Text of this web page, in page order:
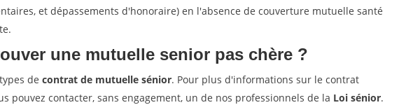
et dépassements d'honoraire) en l'absence de couverture mutuelle santé
une mutuelle senior pas chère ?
de contrat de mutuelle sénior. Pour plus d'informations sur le contrat
pouvez contacter, sans engagement, un de nos professionnels de la Loi sénior.